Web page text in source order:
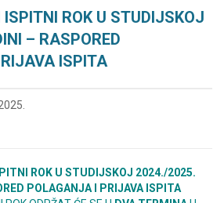
ROK U STUDIJSKOJ
– RASPORED
ISPITA
ROK U STUDIJSKOJ 2024./2025.
POLAGANJA I PRIJAVA ISPITA